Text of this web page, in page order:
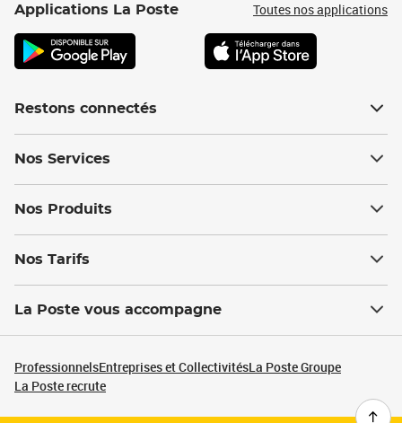
Applications La Poste Toutes nos applications
Restons connectés
Nos Services
Nos Produits
Nos Tarifs
La Poste vous accompagne
ProfessionnelsEntreprises et CollectivitésLa Poste Groupe
La Poste recrute